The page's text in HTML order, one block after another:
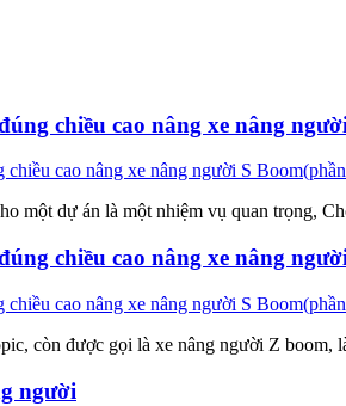
chiều cao nâng xe nâng
một dự án là một nhiệm vụ quan trọng,
chiều cao nâng xe nâng
còn được gọi là xe nâng người Z boom,
người